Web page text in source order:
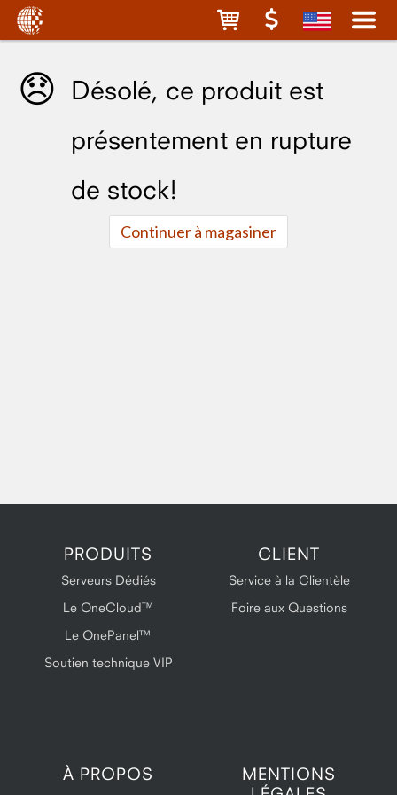
😞
Désolé, ce produit est
présentement en rupture
de stock!
PRODUITS
Serveurs Dédiés
Le OneCloud™
Le OnePanel™
Soutien technique VIP
CLIENT
Service à la Clientèle
Foire aux Questions
À PROPOS
MENTIONS